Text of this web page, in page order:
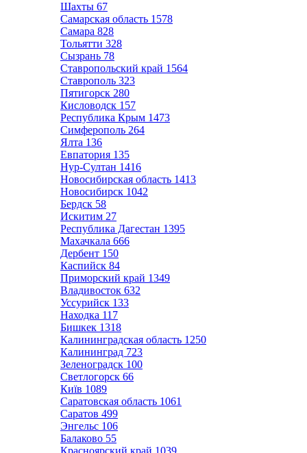
Шахты 67
Самарская область 1578
Самара 828
Тольятти 328
Сызрань 78
Ставропольский край 1564
Ставрополь 323
Пятигорск 280
Кисловодск 157
Республика Крым 1473
Симферополь 264
Ялта 136
Евпатория 135
Нур-Султан 1416
Новосибирская область 1413
Новосибирск 1042
Бердск 58
Искитим 27
Республика Дагестан 1395
Махачкала 666
Дербент 150
Каспийск 84
Приморский край 1349
Владивосток 632
Уссурийск 133
Находка 117
Бишкек 1318
Калининградская область 1250
Калининград 723
Зеленоградск 100
Светлогорск 66
Київ 1089
Саратовская область 1061
Саратов 499
Энгельс 106
Балаково 55
Красноярский край 1039